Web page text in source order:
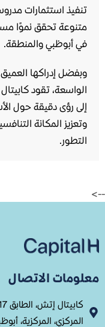
تنفيذ استثمارات
متنوعة تحقق نموًا
في أبوظبي والمنطقة.
وبفضل إدراكها
الواسعة، تقود
إلى رؤى دقيقة حول
وتعزيز المكانة
التطور.
-->
معلومات الاتصال
المركزي، المركزية،